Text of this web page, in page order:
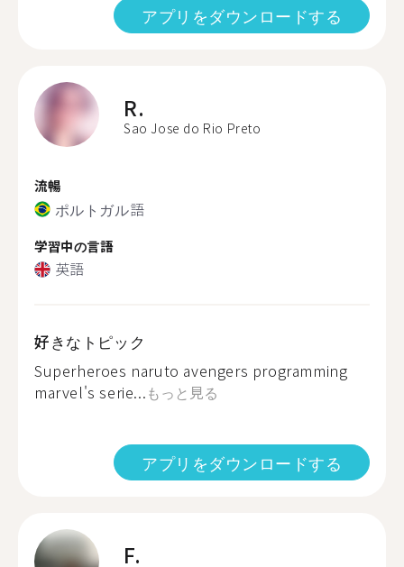
アプリをダウンロードする
R.
Sao Jose do Rio Preto
流暢
ポルトガル語
学習中の言語
英語
好きなトピック
Superheroes naruto avengers programming
marvel's serie...もっと見る
アプリをダウンロードする
F.